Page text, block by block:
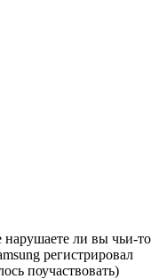
нарушаете ли вы чьи-то
регистрировал
поучаствовать)